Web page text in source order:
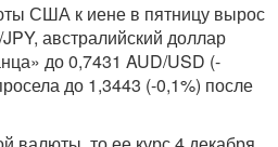
США к иене в пятницу вырос
австралийский доллар
до 0,7431 AUD/USD (-
до 1,3443 (-0,1%) после